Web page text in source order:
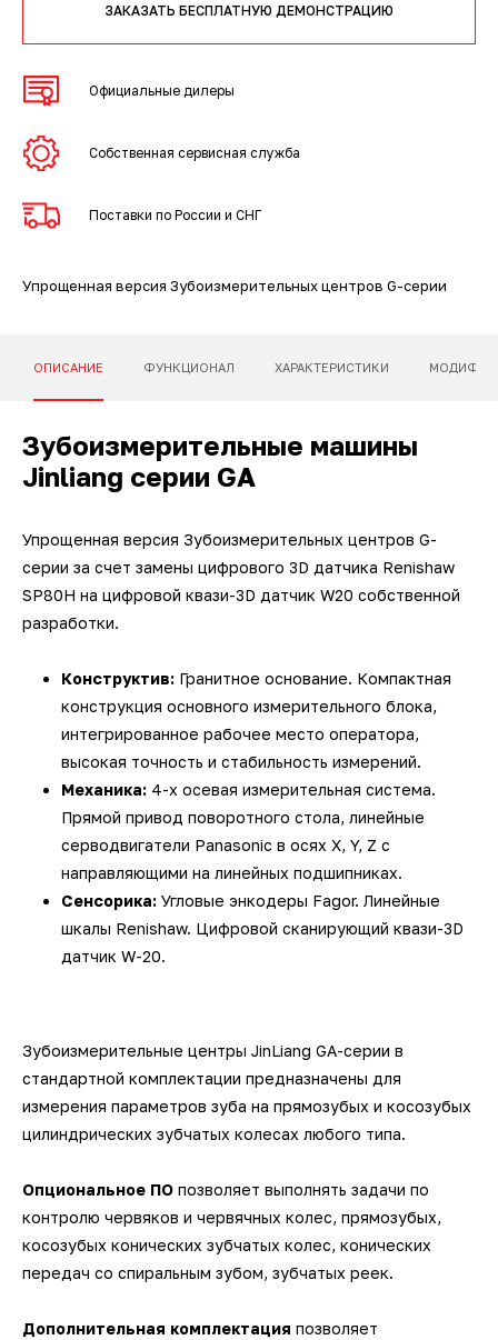
ЗАКАЗАТЬ БЕСПЛАТНУЮ ДЕМОНСТРАЦИЮ
Официальные дилеры
Собственная сервисная служба
Поставки по России и СНГ
Упрощенная версия Зубоизмерительных центров G-серии
ОПИСАНИЕ ФУНКЦИОНАЛ ХАРАКТЕРИСТИКИ
Зубоизмерительные машины
Jinliang серии GA
Упрощенная версия Зубоизмерительных центров G-
серии за счет замены цифрового 3D датчика Renishaw
SP80H на цифровой квази-3D датчик W20 собственной
разработки.
Конструктив: Гранитное основание. Компактная
конструкция основного измерительного блока,
интегрированное рабочее место оператора,
высокая точность и стабильность измерений.
Механика: 4-х осевая измерительная система.
Прямой привод поворотного стола, линейные
серводвигатели Panasonic в осях X, Y, Z с
направляющими на линейных подшипниках.
Сенсорика: Угловые энкодеры Fagor. Линейные
шкалы Renishaw. Цифровой сканирующий квази-3D
датчик W-20.
Зубоизмерительные центры JinLiang GA-серии в
стандартной комплектации предназначены для
измерения параметров зуба на прямозубых и косозубых
цилиндрических зубчатых колесах любого типа.
Опциональное ПО позволяет выполнять задачи по
контролю червяков и червячных колес, прямозубых,
косозубых конических зубчатых колес, конических
передач со спиральным зубом, зубчатых реек.
Дополнительная комплектация позволяет
3D-сканеры для трекеров
рук
ПО ESI Additive Manufacturing